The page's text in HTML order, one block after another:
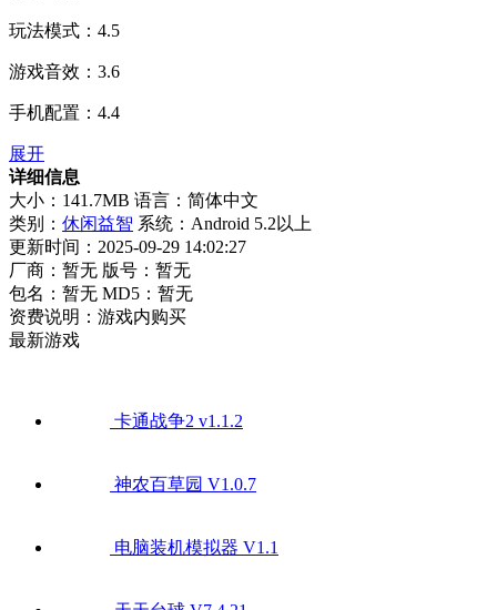
玩法模式：4.5
游戏音效：3.6
手机配置：4.4
展开
详细信息
大小：141.7MB 语言：简体中文
类别： 休闲益智 系统：Android 5.2以上
更新时间：2025-09-29 14:02:27
厂商：暂无 版号：暂无
包名：暂无 MD5：暂无
资费说明：游戏内购买
最新游戏
卡通战争2 v1.1.2
神农百草园 V1.0.7
电脑装机模拟器 V1.1